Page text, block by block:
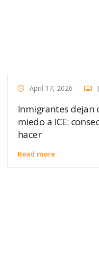
April 17, 2026
Inmigrantes dejan
miedo a ICE:
hacer
Read more